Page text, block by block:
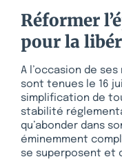
Réformer
pour la
A l’occasion de
sont tenues le 16
simplification de
stabilité
qu’abonder dans
éminemment
se superposent et